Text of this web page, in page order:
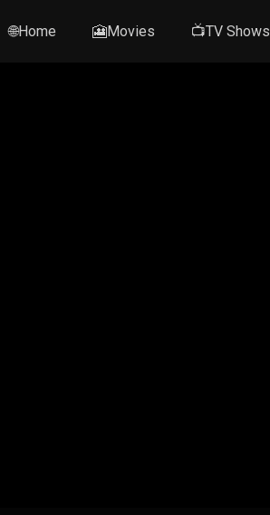
🌐Home 🎦Movies 📺TV Shows